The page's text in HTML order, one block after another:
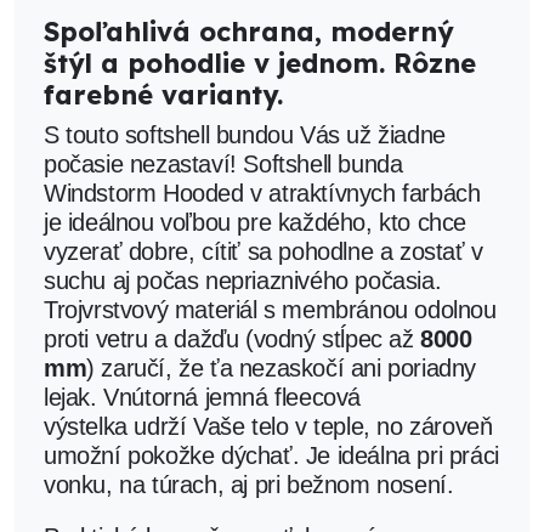
Spoľahlivá ochrana, moderný
štýl a pohodlie v jednom. Rôzne
farebné varianty.
S touto softshell bundou Vás už žiadne
počasie nezastaví! Softshell bunda
Windstorm Hooded v atraktívnych farbách
je ideálnou voľbou pre každého, kto chce
vyzerať dobre, cítiť sa pohodlne a zostať v
suchu aj počas nepriaznivého počasia.
Trojvrstvový materiál s membránou odolnou
proti vetru a dažďu (vodný stĺpec až8000
mm) zaručí, že ťa nezaskočí ani poriadny
lejak. Vnútorná jemná fleecová
výstelkaudrží Vaše telo v teple, no zároveň
umožní pokožke dýchať. Je ideálna pri práci
vonku, na túrach, aj pri bežnom nosení.